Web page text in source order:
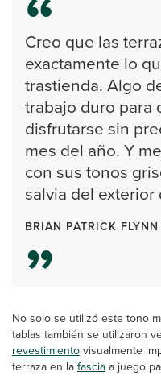
Creo que las
exactamente lo
trastienda. Algo
trabajo duro para
disfrutarse sin
mes del año. Y
con sus tonos
salvia del exterior
BRIAN PATRICK FLYNN
No solo se utilizó este tono
tablas también se utilizaron
revestimientovisualmente
terraza en lafasciaa juego